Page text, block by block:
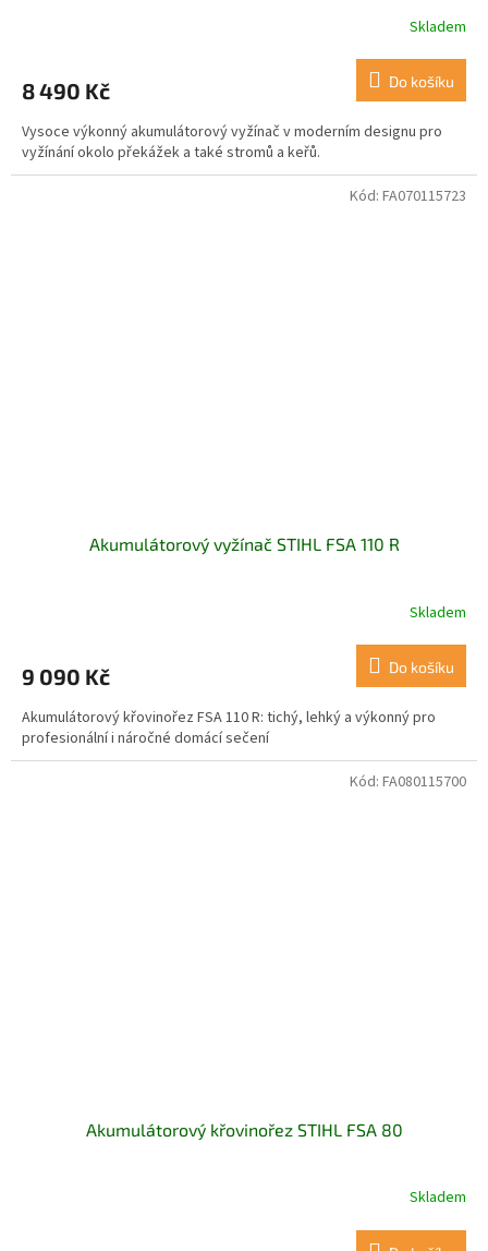
Skladem
8 490 Kč Do košíku
Vysoce výkonný akumulátorový vyžínač v moderním designu pro
vyžínání okolo překážek a také stromů a keřů.
Akumulátorový vyžínač STIHL FSA 110 R
Skladem
9 090 Kč Do košíku
Akumulátorový křovinořez FSA 110 R: tichý, lehký a výkonný pro
profesionální i náročné domácí sečení
Kód: FA070115723
Akumulátorový křovinořez STIHL FSA 80
Skladem
Kód: FA080115700